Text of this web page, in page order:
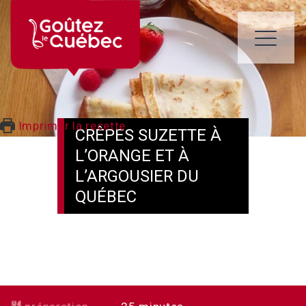
Skip
content
CRÊPES SUZETTE À
L’ORANGE ET À
L’ARGOUSIER DU
QUÉBEC
Imprimer la recette